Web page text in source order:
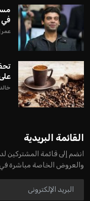
في
عمر
القائمة البريدية
انضم إلى قائمة المشتركين
والعروض الخاصة مباشرة